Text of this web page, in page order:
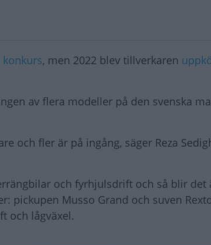
konkurs, men 2022 blev tillverkaren
av flera modeller på den svenska
och fler är på ingång, säger Reza
och fyrhjulsdrift och så blir det
pickupen Musso Grand och suven
och lågväxel.